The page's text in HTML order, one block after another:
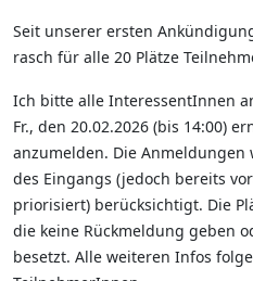
Seit unserer ersten
rasch für alle 20 Plätze
Ich bitte alle InteressentInnen
Fr., den 20.02.2026 (bis 14:00)
anzumelden. Die
des Eingangs (jedoch bereits
priorisiert) berücksichtigt. Die
die keine Rückmeldung geben
besetzt. Alle weiteren Infos